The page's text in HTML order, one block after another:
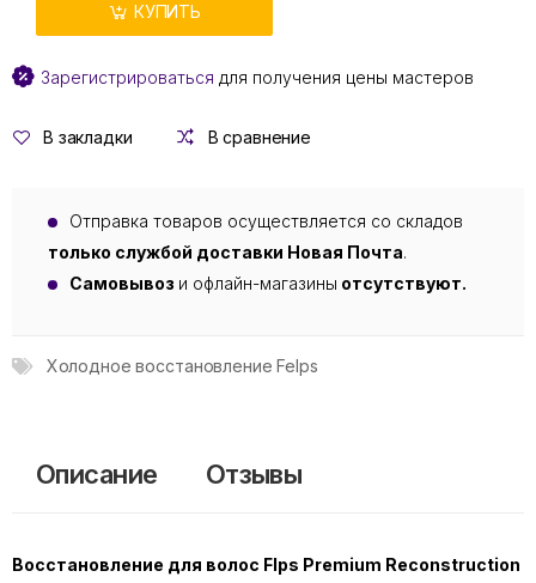
КУПИТЬ
Зарегистрироваться для получения цены мастеров
В закладки В сравнение
Отправка товаров осуществляется со складов
только службой доставки Новая Почта.
Самовывоз и офлайн-магазины отсутствуют.
Холодное восстановление Felps
Описание Отзывы
Восстановление для волос Flps Premium Reconstruction